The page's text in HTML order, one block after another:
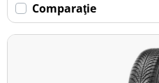
Comparaţie